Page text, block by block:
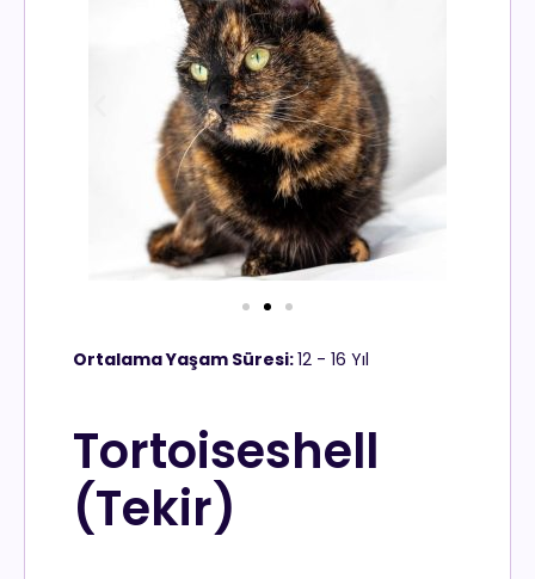
Ortalama Yaşam Süresi:12 - 16 Yıl
Tortoiseshell
(Tekir)